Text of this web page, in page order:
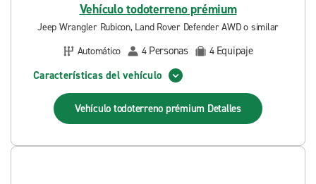
Vehículo todoterreno prémium
Jeep Wrangler Rubicon, Land Rover Defender AWD o similar
Automático
4 Personas 4 Equipaje
Características del vehículo
Vehículo todoterreno prémium Detalles